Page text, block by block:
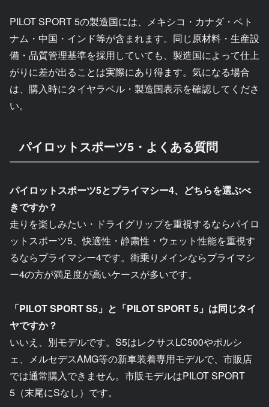
PILOT SPORT 5の製造国には、メキシコ・カナダ・ベト
ナム・中国・インド等が含まれます。同じ原材料・生産設
備・品質管理基準を採用していても、製造国によって仕上
がりに差が出ることは実際にあり得ます。気になる場合
は、購入時にタイヤラベル・製造国表示を確認してくださ
い。
パイロットスポーツ5・よくある質問
パイロットスポーツ5とプライマシー4、どちらを選ぶべ
きですか？
走りを楽しみたい・ドライグリップを重視するならパイロ
ットスポーツ5、快適性・静粛性・ウェット性能を重視す
るならプライマシー4です。街乗りメインならプライマシ
ー4の方が満足度が高いケースが多いです。
「PILOT SPORT S5」と「PILOT SPORT 5」は同じタイ
ヤですか？
いいえ、別モデルです。S5はレクサスLC500やポルシ
ェ、メルセデスAMG等の新車装着専用モデルで、市販店
では通常購入できません。市販モデルはPILOT SPORT
5（末尾にSなし）です。